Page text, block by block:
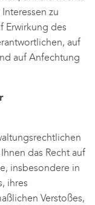
zu
Erwirkung des
auf
auf Anfechtung
das Recht auf
insbesondere in
ihres
Verstoßes,